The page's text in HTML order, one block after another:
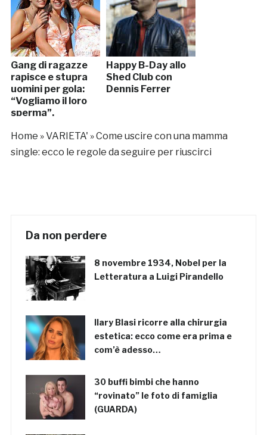
Gang di ragazze
rapisce e stupra
uomini per gola:
“Vogliamo il loro
sperma”.
Happy B-Day allo
Shed Club con
Dennis Ferrer
Home »VARIETA' »Come uscire con una mamma
single: ecco le regole da seguire per riuscirci
Da non perdere
8 novembre 1934, Nobel per la
Letteratura a Luigi Pirandello
Ilary Blasi ricorre alla chirurgia
estetica: ecco come era prima e
com’è adesso…
30 buffi bimbi che hanno
“rovinato” le foto di famiglia
(GUARDA)